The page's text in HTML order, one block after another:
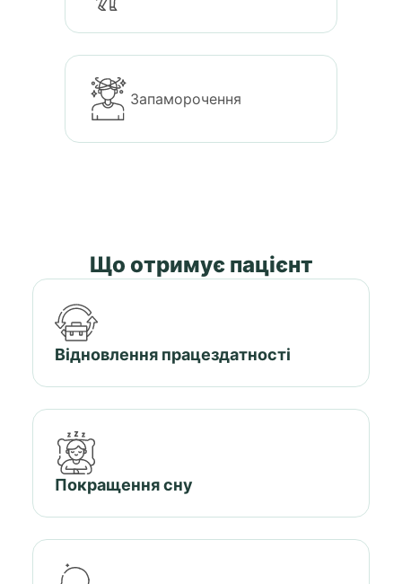
Запаморочення
Що отримує пацієнт
Відновлення працездатності
Покращення сну